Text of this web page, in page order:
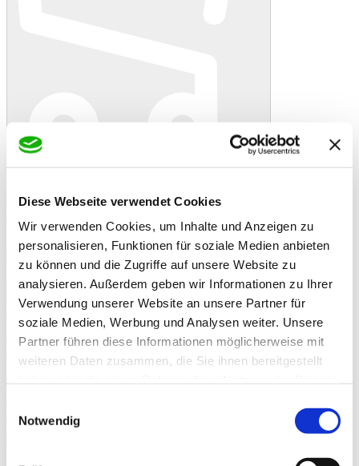
Diese Webseite verwendet Cookies
Wir verwenden Cookies, um Inhalte und Anzeigen zu
personalisieren, Funktionen für soziale Medien anbieten
zu können und die Zugriffe auf unsere Website zu
analysieren. Außerdem geben wir Informationen zu Ihrer
Verwendung unserer Website an unsere Partner für
soziale Medien, Werbung und Analysen weiter. Unsere
Partner führen diese Informationen möglicherweise mit
weiteren Daten zusammen, die Sie ihnen bereitgestellt
Notwendig
In den Warenkorb Danke! Etwas ist schiefgelaufen
Derby Vital 7,5kg
Kraftfutter zur Rationsoptimierung
DERBY Vital ist ein Ergänzungsfuttermittel für Pferde, das den
Muskelstoffwechsel anregt und die Leistungsbereitschaft sowie
Fruchtbarkeit der Pferde positiv beeinflusst. Es dient zur
Optimierung der Ration von Sport- und Zuchtpferden und ist eine
wertvolle Ergänzung der täglichen Futterration. Das pelletierte
Kraftfutter eignet sich besonders zur zusätzlichen Versorgung
tragender und laktierender Stuten, zur Unterstützung im Fellwechsel
und beim Muskelaufbau.
- Fördert den Muskelaufbau
- Hoher Vitamin E Anteil
- Zur zusätzlichen Versorgung tragender und laktierender Stuten